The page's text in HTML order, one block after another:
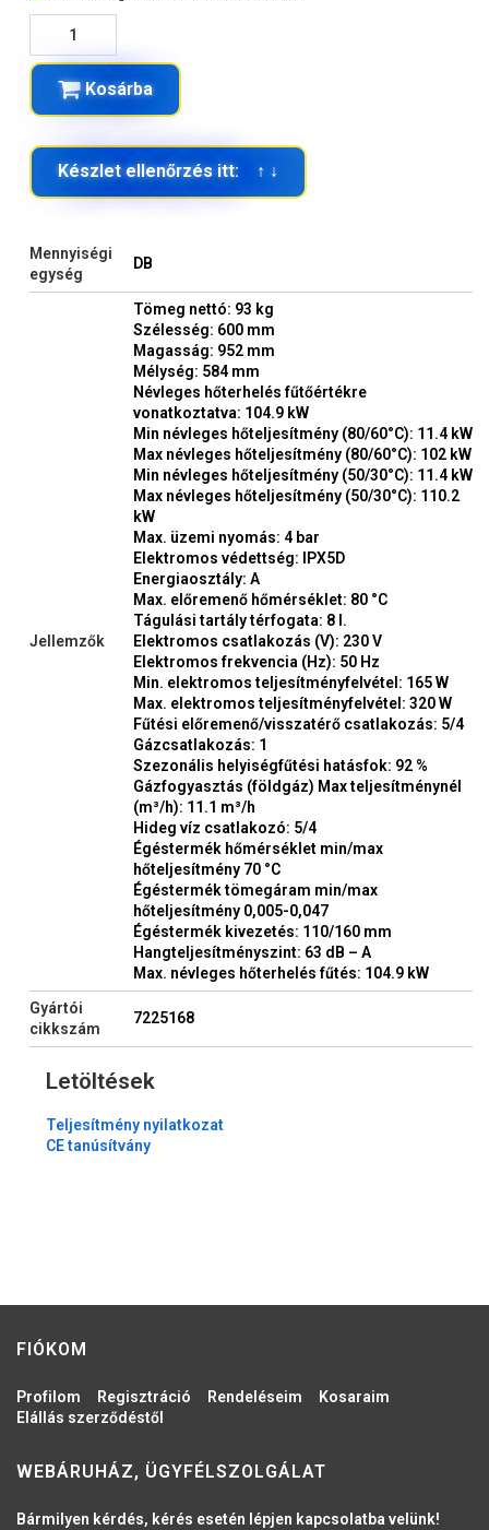
Kosárba
Készlet ellenőrzés itt: ↑ ↓
Mennyiségi
egység
DB
Jellemzők
Tömeg nettó: 93 kg
Szélesség: 600 mm
Magasság: 952 mm
Mélység: 584 mm
Névleges hőterhelés fűtőértékre
vonatkoztatva: 104.9 kW
Min névleges hőteljesítmény (80/60°C): 11.4 kW
Max névleges hőteljesítmény (80/60°C): 102 kW
Min névleges hőteljesítmény (50/30°C): 11.4 kW
Max névleges hőteljesítmény (50/30°C): 110.2
kW
Max. üzemi nyomás: 4 bar
Elektromos védettség: IPX5D
Energiaosztály: A
Max. előremenő hőmérséklet: 80 °C
Tágulási tartály térfogata: 8 l.
Elektromos csatlakozás (V): 230 V
Elektromos frekvencia (Hz): 50 Hz
Min. elektromos teljesítményfelvétel: 165 W
Max. elektromos teljesítményfelvétel: 320 W
Fűtési előremenő/visszatérő csatlakozás: 5/4
Gázcsatlakozás: 1
Szezonális helyiségfűtési hatásfok: 92 %
Gázfogyasztás (földgáz) Max teljesítménynél
(m³/h): 11.1 m³/h
Hideg víz csatlakozó: 5/4
Égéstermék hőmérséklet min/max
hőteljesítmény 70 °C
Égéstermék tömegáram min/max
hőteljesítmény 0,005-0,047
Égéstermék kivezetés: 110/160 mm
Hangteljesítményszint: 63 dB – A
Max. névleges hőterhelés fűtés: 104.9 kW
Gyártói
cikkszám
7225168
Letöltések
Teljesítmény nyilatkozat
CE tanúsítvány
FIÓKOM
Profilom Regisztráció Rendeléseim
Kosaraim
Elállás szerződéstől
WEBÁRUHÁZ, ÜGYFÉLSZOLGÁLAT
Bármilyen kérdés, kérés esetén lépjen kapcsolatba velünk!